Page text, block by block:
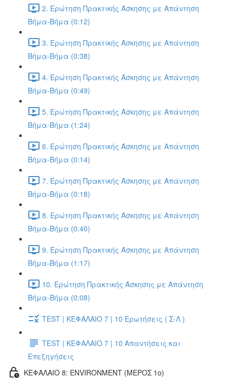
2. Ερώτηση Πρακτικής Άσκησης με Απάντηση
Βήμα-Βήμα (0:12)
3. Ερώτηση Πρακτικής Άσκησης με Απάντηση
Βήμα-Βήμα (0:38)
4. Ερώτηση Πρακτικής Άσκησης με Απάντηση
Βήμα-Βήμα (0:49)
5. Ερώτηση Πρακτικής Άσκησης με Απάντηση
Βήμα-Βήμα (1:24)
6. Ερώτηση Πρακτικής Άσκησης με Απάντηση
Βήμα-Βήμα (0:14)
7. Ερώτηση Πρακτικής Άσκησης με Απάντηση
Βήμα-Βήμα (0:18)
8. Ερώτηση Πρακτικής Άσκησης με Απάντηση
Βήμα-Βήμα (0:40)
9. Ερώτηση Πρακτικής Άσκησης με Απάντηση
Βήμα-Βήμα (1:17)
10. Ερώτηση Πρακτικής Άσκησης με Απάντηση
Βήμα-Βήμα (0:08)
TEST | ΚΕΦΑΛΑΙΟ 7 | 10 Ερωτήσεις ( Σ-Λ )
TEST | ΚΕΦΑΛΑΙΟ 7 | 10 Απαντήσεις και
Επεξηγήσεις
ΚΕΦΑΛΑΙΟ 8: ENVIRONMENT (ΜΕΡΟΣ 1o)